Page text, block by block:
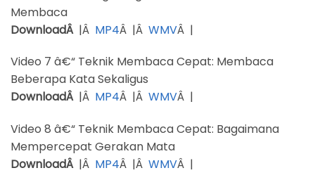
Membaca
DownloadÂ |Â MP4Â |Â WMVÂ |
Video 7 â€“ Teknik Membaca Cepat: Membaca
Beberapa Kata Sekaligus
DownloadÂ |Â MP4Â |Â WMVÂ |
Video 8 â€“ Teknik Membaca Cepat: Bagaimana
Mempercepat Gerakan Mata
DownloadÂ |Â MP4Â |Â WMVÂ |